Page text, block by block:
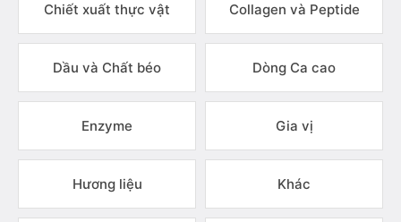
Chiết xuất thực vật Collagen và Peptide
Dầu và Chất béo Dòng Ca cao
Enzyme Gia vị
Hương liệu Khác